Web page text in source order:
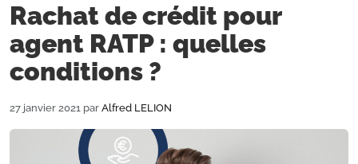
Rachat de crédit pour
agent RATP : quelles
conditions ?
27 janvier 2021 par Alfred LELION